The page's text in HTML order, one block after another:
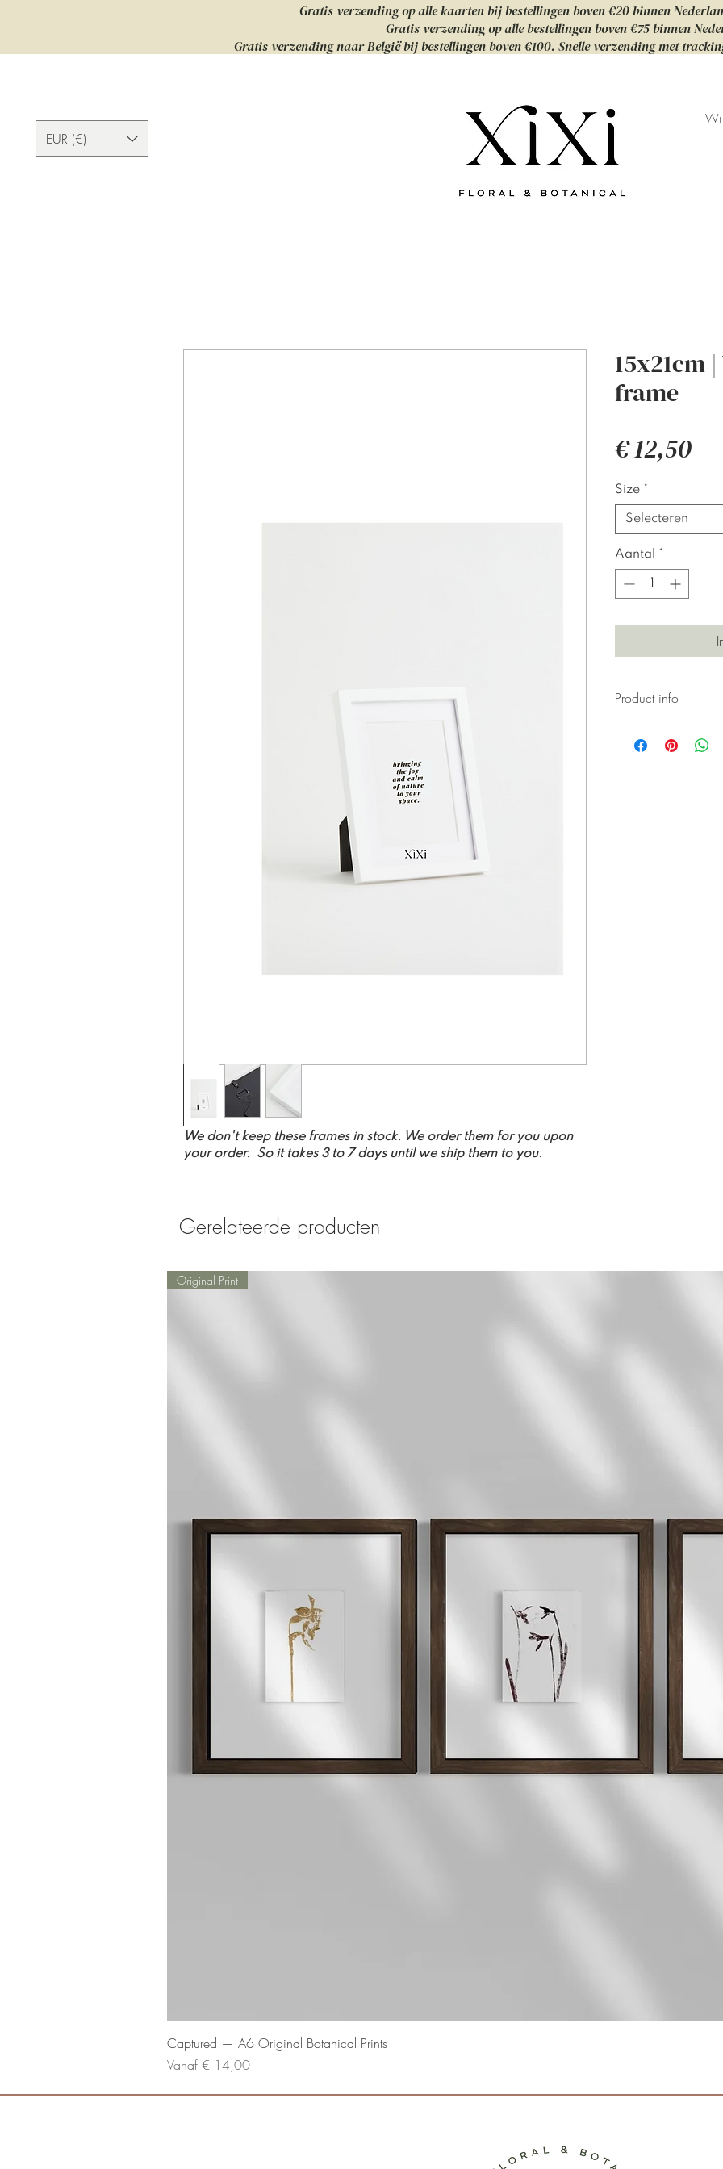
Gratis verzending op alle kaarten bij bestellingen boven €20 binnen
Gratis verzending op alle bestellingen boven €75 binnen
Gratis verzending naar België bij bestellingen boven €100. Snelle verzending met
EUR (€)
We don't keep these frames in stock. We order them for you upon
your order. So it takes 3 to 7 days until we ship them to you.
15x21cm
frame
€ 12,50Prijs
Size *
Selecteren
Aantal *
Product info
Size 15x21 cm
Gerelateerde producten
Original Print
Captured — A6 Original Botanical Prints
Vanaf € 14,00
Verkoopprijs